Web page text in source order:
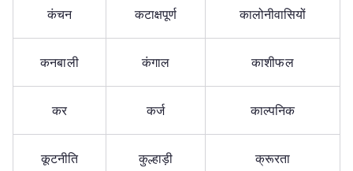
कंचन कटाक्षपूर्ण कालोनीवासियों
कनबाली कंगाल काशीफल
कर कर्ज काल्पनिक
कूटनीति कुल्हाड़ी क्रूरता